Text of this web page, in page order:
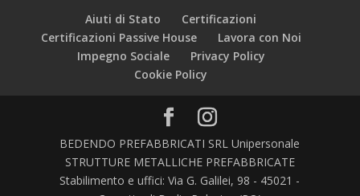
Aiuti di Stato
Certificazioni
Certificazioni Passive House
Lavora con Noi
Impegno Sociale
Privacy Policy
Cookie Policy
BEDENDO PREFABBRICATI SRL Unipersonale
STRUTTURE METALLICHE PREFABBRICATE
Stabilimento e uffici: Via G. Galilei, 98 - 45021 -